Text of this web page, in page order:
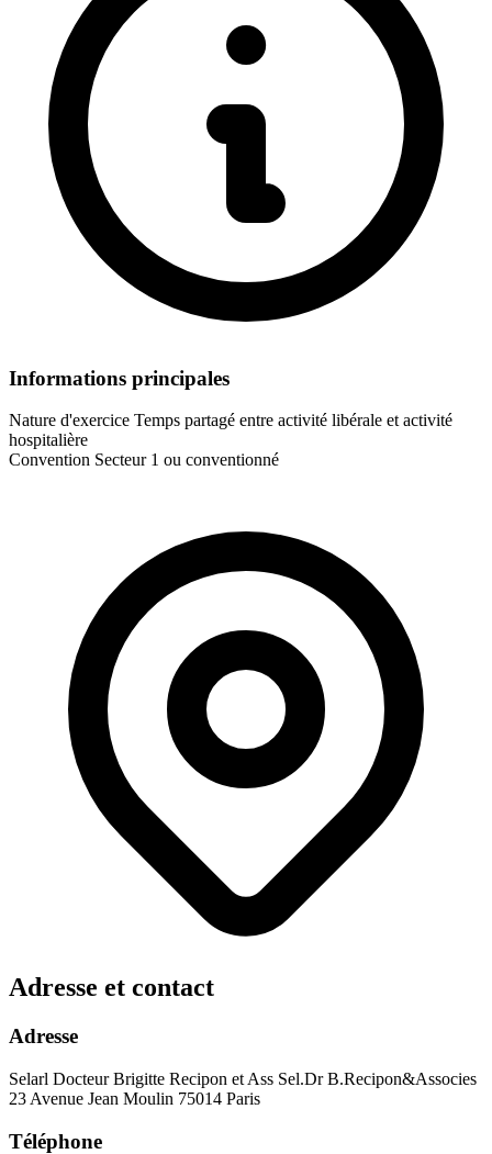
Informations principales
Nature d'exercice Temps partagé entre activité libérale et activité
hospitalière
Convention Secteur 1 ou conventionné
Adresse et contact
Adresse
Selarl Docteur Brigitte Recipon et Ass Sel.Dr B.Recipon&Associes
23 Avenue Jean Moulin 75014 Paris
Téléphone